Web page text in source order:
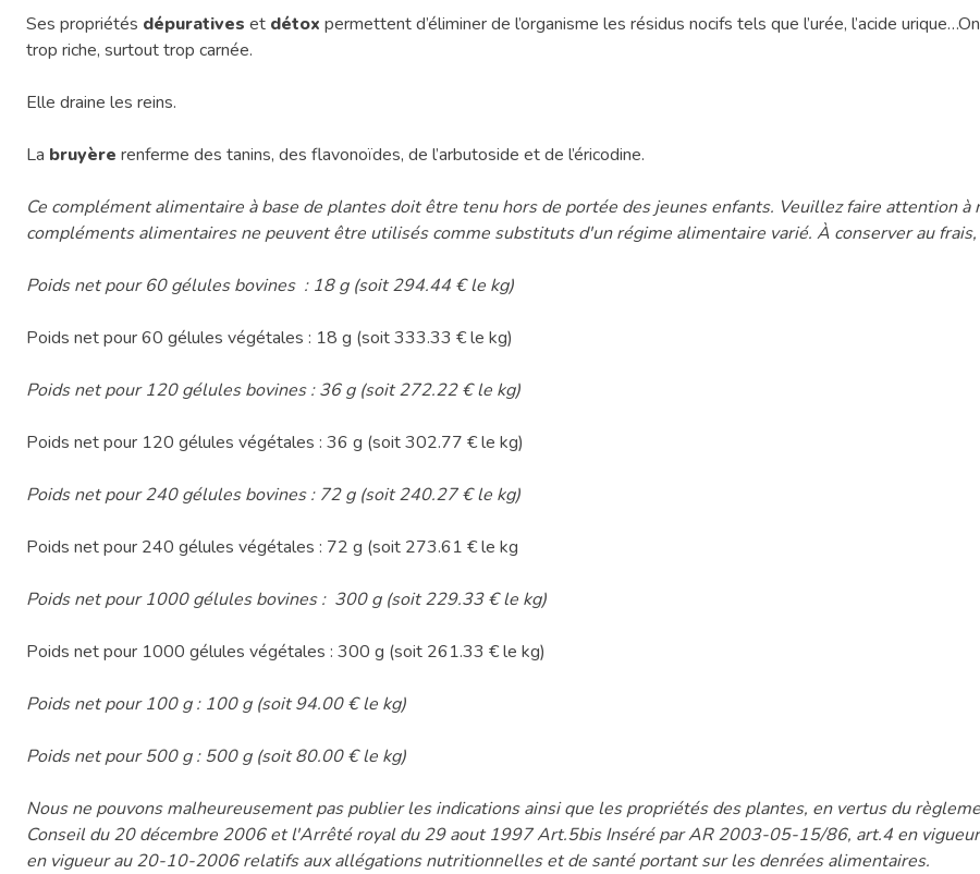
Ses propriétés dépuratives et détox permettent d’éliminer de l’organisme les résidus nocifs tels que l’urée, l’acide
trop riche, surtout trop carnée.
Elle draine les reins.
La bruyère renferme des tanins, des flavonoïdes, de l’arbutoside et de l’éricodine.
Ce complément alimentaire à base de plantes doit être tenu hors de portée des jeunes enfants. Veuillez faire attention
compléments alimentaires ne peuvent être utilisés comme substituts d'un régime alimentaire varié. À conserver au
Poids net pour 60 gélules bovines : 18 g (soit 294.44 € le kg)
Poids net pour 60 gélules végétales : 18 g (soit 333.33 € le kg)
Poids net pour 120 gélules bovines : 36 g (soit 272.22 € le kg)
Poids net pour 120 gélules végétales : 36 g (soit 302.77 € le kg)
Poids net pour 240 gélules bovines : 72 g (soit 240.27 € le kg)
Poids net pour 240 gélules végétales : 72 g (soit 273.61 € le kg
Poids net pour 1000 gélules bovines : 300 g (soit 229.33 € le kg)
Poids net pour 1000 gélules végétales : 300 g (soit 261.33 € le kg)
Poids net pour 100 g : 100 g (soit 94.00 € le kg)
Poids net pour 500 g : 500 g (soit 80.00 € le kg)
Nous ne pouvons malheureusement pas publier les indications ainsi que les propriétés des plantes, en vertus du
Conseil du 20 décembre 2006 et l'Arrêté royal du 29 aout 1997 Art.5bis Inséré par AR 2003-05-15/86, art.4 en
en vigueur au 20-10-2006 relatifs aux allégations nutritionnelles et de santé portant sur les denrées alimentaires.